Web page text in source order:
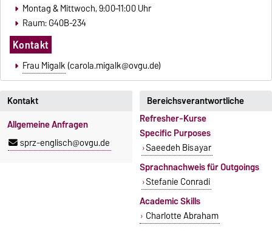
Montag & Mittwoch, 9:00–11:00 Uhr
Raum: G40B-234
Kontakt
Frau Migalk(carola.migalk@ovgu.de)
Kontakt
Allgemeine Anfragen
sprz-englisch@ovgu.de
Bereichsverantwortliche
Refresher-Kurse
Specific Purposes
Saeedeh Bisayar
Sprachnachweis für Outgoings
Stefanie Conradi
Academic Skills
Charlotte Abraham